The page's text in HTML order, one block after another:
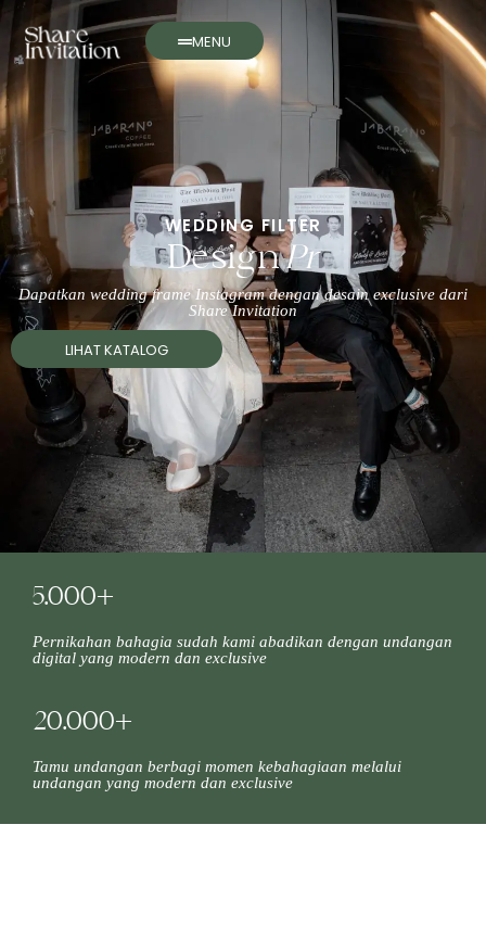
MENU
WEDDING FILTER
DesignPremiu
Dapatkan wedding frame Instagram dengan desain exclusive dari
Share Invitation
LIHAT KATALOG
5.000+
Pernikahan bahagia sudah kami abadikan dengan undangan
digital yang modern dan exclusive
20.000+
Tamu undangan berbagi momen kebahagiaan melalui
undangan yang modern dan exclusive